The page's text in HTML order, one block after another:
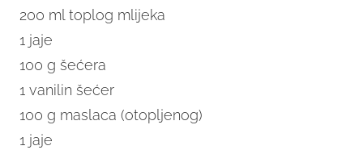
200 ml toplog mlijeka
1 jaje
100 g šećera
1 vanilin šećer
100 g maslaca (otopljenog)
1 jaje